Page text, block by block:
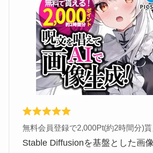
無料会員登録で2,000Pt(約2時間分)貰
Stable Diffusionを基盤とした画